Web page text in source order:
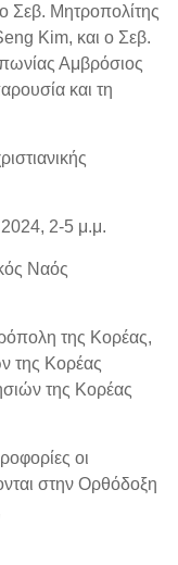
Σεβ. Μητροπολίτης
Kim, και ο Σεβ.
Αμβρόσιος
και τη
2-5 μ.μ.
Ναός
της Κορέας,
της Κορέας
της Κορέας
οι
στην Ορθόδοξη